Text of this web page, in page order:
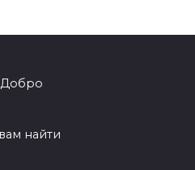
Добро
найти